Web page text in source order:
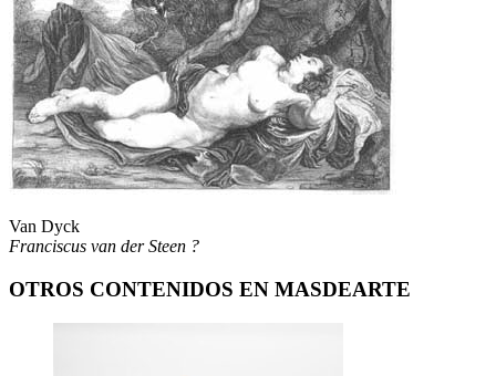
Van Dyck
Franciscus van der Steen ?
OTROS CONTENIDOS EN MASDEARTE